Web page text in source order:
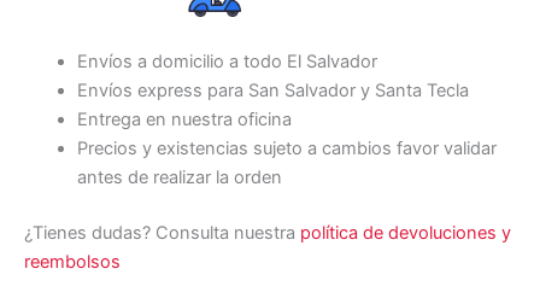
Envíos a domicilio a todo El Salvador
Envíos express para San Salvador y Santa Tecla
Entrega en nuestra oficina
Precios y existencias sujeto a cambios favor validar
antes de realizar la orden
¿Tienes dudas? Consulta nuestra política de devoluciones y
reembolsos